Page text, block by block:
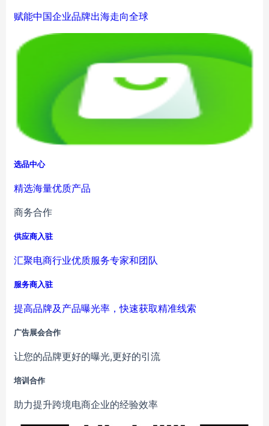
赋能中国企业品牌出海走向全球
选品中心
精选海量优质产品
商务合作
供应商入驻
汇聚电商行业优质服务专家和团队
服务商入驻
提高品牌及产品曝光率，快速获取精准线索
广告展会合作
让您的品牌更好的曝光,更好的引流
培训合作
助力提升跨境电商企业的经验效率